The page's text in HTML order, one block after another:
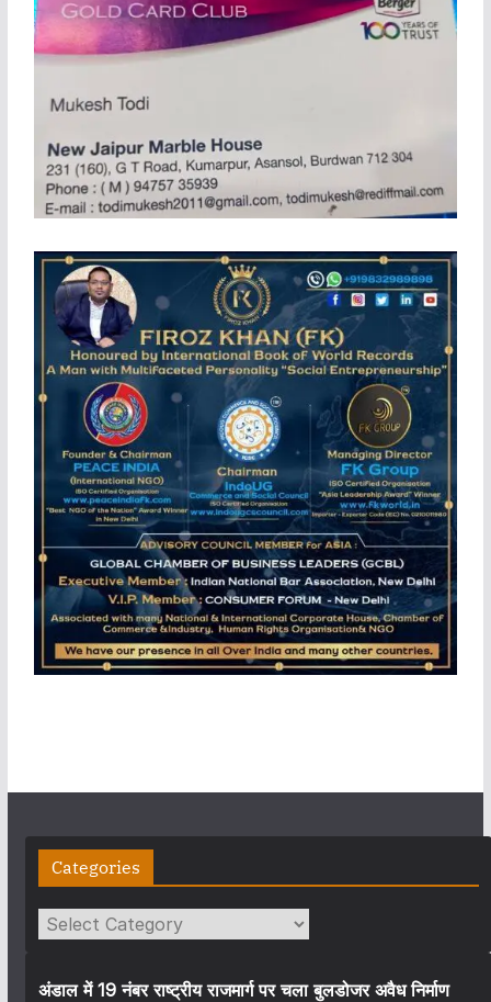
Categories
Categories
अंडाल में 19 नंबर राष्ट्रीय राजमार्ग पर चला बुलडोजर अवैध निर्माण